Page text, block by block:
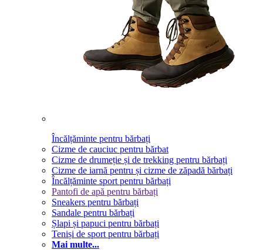
Încălțăminte pentru bărbați
Cizme de cauciuc pentru bărbat
Cizme de drumeție și de trekking pentru bărbați
Cizme de iarnă pentru și cizme de zăpadă bărbați
Încălțăminte sport pentru bărbați
Pantofi de apă pentru bărbați
Sneakers pentru bărbați
Sandale pentru bărbați
Șlapi și papuci pentru bărbați
Teniși de sport pentru bărbați
Mai multe...